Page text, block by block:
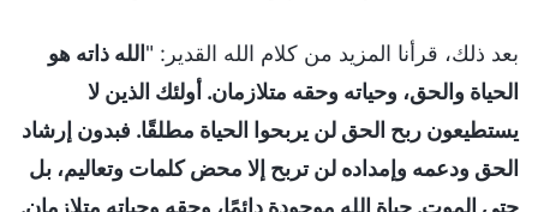
بعد ذلك، قرأنا المزيد من كلام الله القدير: "الله ذاته هو
الحياة والحق، وحياته وحقه متلازمان. أولئك الذين لا
يستطيعون ربح الحق لن يربحوا الحياة مطلقًا. فبدون إرشاد
الحق ودعمه وإمداده لن تربح إلا محض كلمات وتعاليم، بل
حتى الموت. حياة الله موجودة دائمًا، وحقه وحياته متلازمان.